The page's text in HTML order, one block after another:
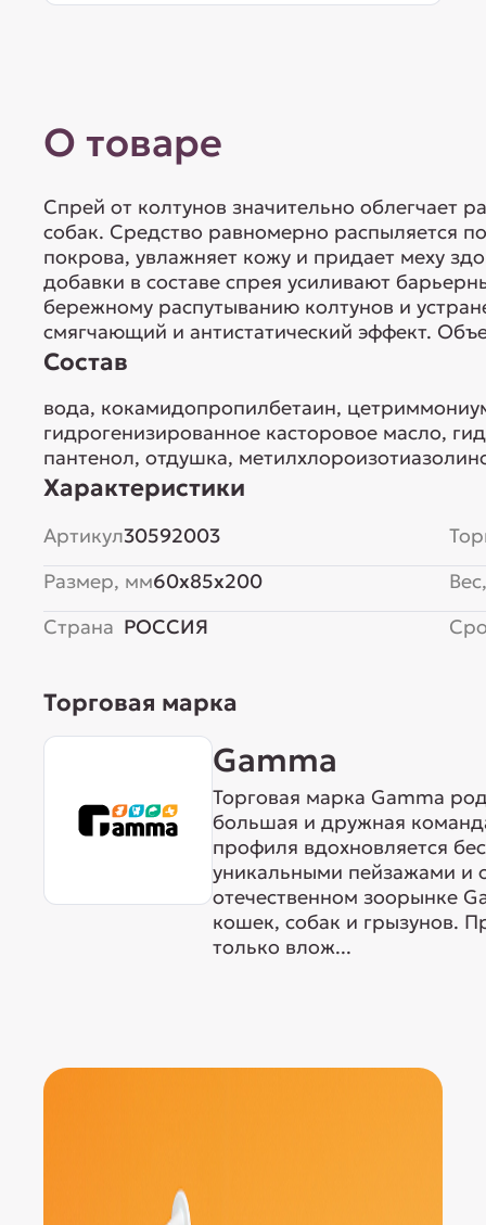
О товаре
Спрей от колтунов значительно облегчает
собак. Средство равномерно распыляется
покрова, увлажняет кожу и придает меху
добавки в составе спрея усиливают
бережному распутыванию колтунов и
смягчающий и антистатический эффект.
Состав
вода, кокамидопропилбетаин,
гидрогенизированное касторовое масло,
пантенол, отдушка,
Характеристики
Артикул30592003
Размер, мм60x85x200
Страна РОССИЯ
Торговая марка
Gamma
Торговая марка Gamma
большая и дружная
профиля вдохновляется
уникальными пейзажами и
отечественном зоорынке
кошек, собак и грызунов.
только влож...